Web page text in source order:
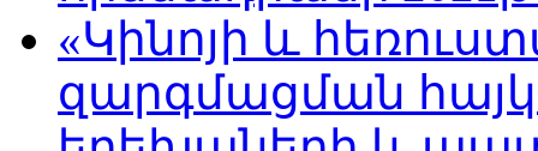
«Կինոյի և
զարգմացման